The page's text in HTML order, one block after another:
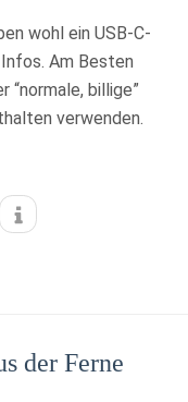
wohl ein USB-C-
Am Besten
“normale, billige”
verwenden.
der Ferne